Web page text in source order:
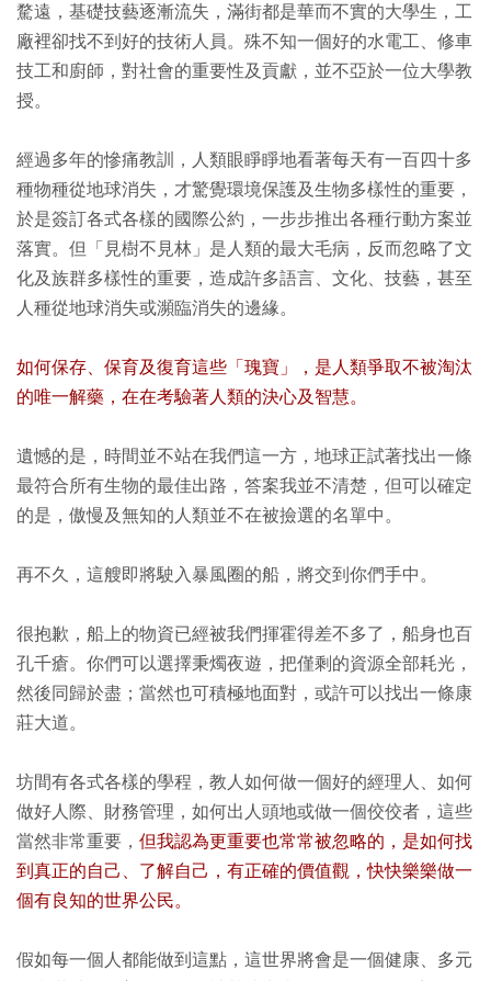
騖遠，基礎技藝逐漸流失，滿街都是華而不實的大學生，工
廠裡卻找不到好的技術人員。殊不知一個好的水電工、修車
技工和廚師，對社會的重要性及貢獻，並不亞於一位大學教
授。
經過多年的慘痛教訓，人類眼睜睜地看著每天有一百四十多
種物種從地球消失，才驚覺環境保護及生物多樣性的重要，
於是簽訂各式各樣的國際公約，一步步推出各種行動方案並
落實。但「見樹不見林」是人類的最大毛病，反而忽略了文
化及族群多樣性的重要，造成許多語言、文化、技藝，甚至
人種從地球消失或瀕臨消失的邊緣。
如何保存、保育及復育這些「瑰寶」，是人類爭取不被淘汰
的唯一解藥，在在考驗著人類的決心及智慧。
遺憾的是，時間並不站在我們這一方，地球正試著找出一條
最符合所有生物的最佳出路，答案我並不清楚，但可以確定
的是，傲慢及無知的人類並不在被撿選的名單中。
再不久，這艘即將駛入暴風圈的船，將交到你們手中。
很抱歉，船上的物資已經被我們揮霍得差不多了，船身也百
孔千瘡。你們可以選擇秉燭夜遊，把僅剩的資源全部耗光，
然後同歸於盡；當然也可積極地面對，或許可以找出一條康
莊大道。
坊間有各式各樣的學程，教人如何做一個好的經理人、如何
做好人際、財務管理，如何出人頭地或做一個佼佼者，這些
當然非常重要， 但我認為更重要也常常被忽略的，是如何找
到真正的自己、了解自己，有正確的價值觀，快快樂樂做一
個有良知的世界公民。
假如每一個人都能做到這點，這世界將會是一個健康、多元